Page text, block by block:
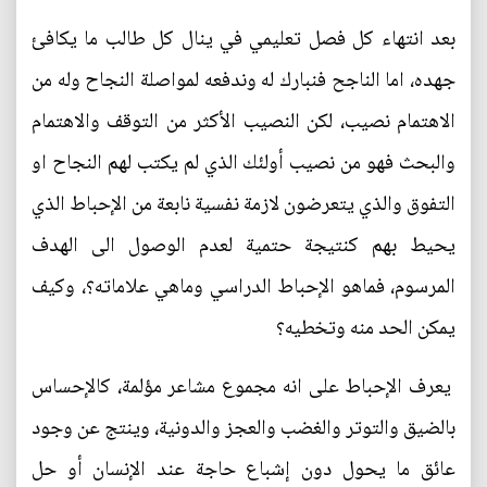
بعد انتهاء كل فصل تعليمي في ينال كل طالب ما يكافئ
جهده، اما الناجح فنبارك له وندفعه لمواصلة النجاح وله من
الاهتمام نصيب، لكن النصيب الأكثر من التوقف والاهتمام
والبحث فهو من نصيب أولئك الذي لم يكتب لهم النجاح او
التفوق والذي يتعرضون لازمة نفسية نابعة من الإحباط الذي
يحيط بهم كنتيجة حتمية لعدم الوصول الى الهدف
المرسوم، فماهو الإحباط الدراسي وماهي علاماته؟، وكيف
يمكن الحد منه وتخطيه؟
يعرف الإحباط على انه مجموع مشاعر مؤلمة، كالإحساس
بالضيق والتوتر والغضب والعجز والدونية، وينتج عن وجود
عائق ما يحول دون إشباع حاجة عند الإنسان أو حل